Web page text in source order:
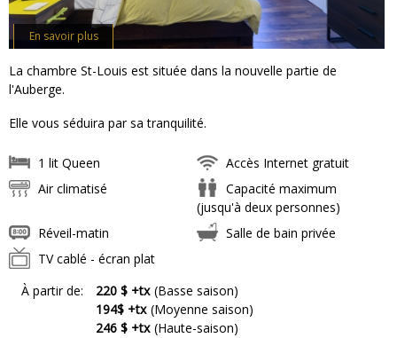
En savoir plus
La chambre St-Louis est située dans la nouvelle partie de
l'Auberge.
Elle vous séduira par sa tranquilité.
1 lit Queen
Accès Internet gratuit
Air climatisé
Capacité maximum
(jusqu'à deux personnes)
Réveil-matin
Salle de bain privée
TV cablé - écran plat
À partir de:
220 $ +tx (Basse saison)
194$ +tx (Moyenne saison)
246 $ +tx (Haute-saison)